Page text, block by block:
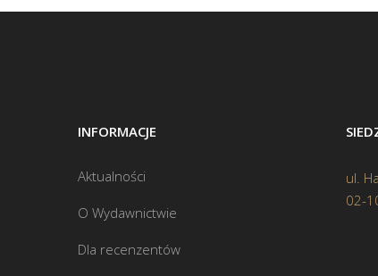
INFORMACJE
Aktualności
O Wydawnictwie
Dla recenzentów
ul.
02-